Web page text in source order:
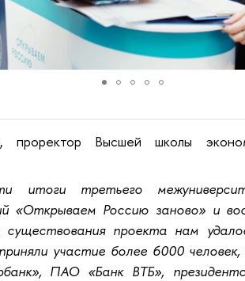
проректор Высшей школы
итоги третьего
«Открываем Россию заново» и
проекта нам
участие более 6000
ПАО «Банк ВТБ»,